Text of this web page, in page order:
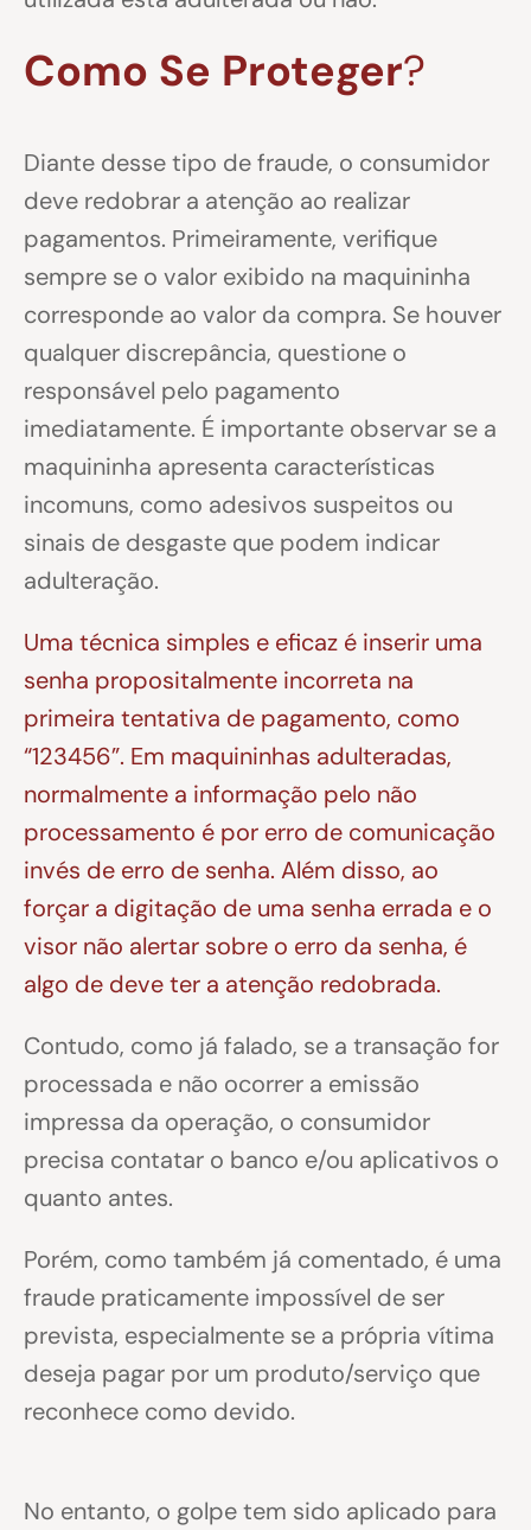
Como Se Proteger?
Diante desse tipo de fraude, o consumidor
deve redobrar a atenção ao realizar
pagamentos. Primeiramente, verifique
sempre se o valor exibido na maquininha
corresponde ao valor da compra. Se houver
qualquer discrepância, questione o
responsável pelo pagamento
imediatamente. É importante observar se a
maquininha apresenta características
incomuns, como adesivos suspeitos ou
sinais de desgaste que podem indicar
adulteração.
Uma técnica simples e eficaz é inserir uma
senha propositalmente incorreta na
primeira tentativa de pagamento, como
“123456”. Em maquininhas adulteradas,
normalmente a informação pelo não
processamento é por erro de comunicação
invés de erro de senha. Além disso, ao
forçar a digitação de uma senha errada e o
visor não alertar sobre o erro da senha, é
algo de deve ter a atenção redobrada.
Contudo, como já falado, se a transação for
processada e não ocorrer a emissão
impressa da operação, o consumidor
precisa contatar o banco e/ou aplicativos o
quanto antes.
Porém, como também já comentado, é uma
fraude praticamente impossível de ser
prevista, especialmente se a própria vítima
deseja pagar por um produto/serviço que
reconhece como devido.
No entanto, o golpe tem sido aplicado para